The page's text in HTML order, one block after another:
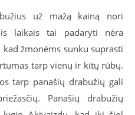
už mažą kainą nori
laikais tai padaryti nėra
kad žmonėms sunku suprasti
tarp vienų ir kitų rūbų.
tarp panašių drabužių gali
Panašių drabužių